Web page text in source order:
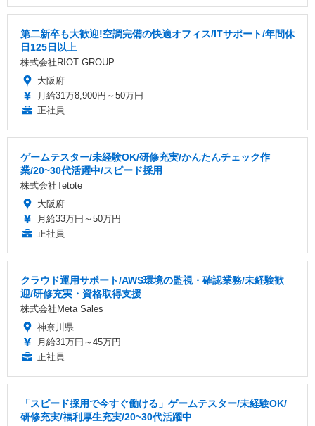
第二新卒も大歓迎!空調完備の快適オフィス/ITサポート/年間休
日125日以上
株式会社RIOT GROUP
大阪府
月給31万8,900円～50万円
正社員
ゲームテスター/未経験OK/研修充実/かんたんチェック作
業/20~30代活躍中/スピード採用
株式会社Tetote
大阪府
月給33万円～50万円
正社員
クラウド運用サポート/AWS環境の監視・確認業務/未経験歓
迎/研修充実・資格取得支援
株式会社Meta Sales
神奈川県
月給31万円～45万円
正社員
「スピード採用で今すぐ働ける」ゲームテスター/未経験OK/
研修充実/福利厚生充実/20~30代活躍中